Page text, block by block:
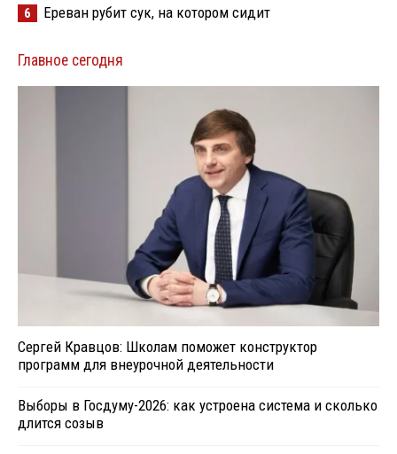
6 Ереван рубит сук, на котором сидит
Главное сегодня
Сергей Кравцов: Школам поможет конструктор
программ для внеурочной деятельности
Выборы в Госдуму-2026: как устроена система и сколько
длится созыв